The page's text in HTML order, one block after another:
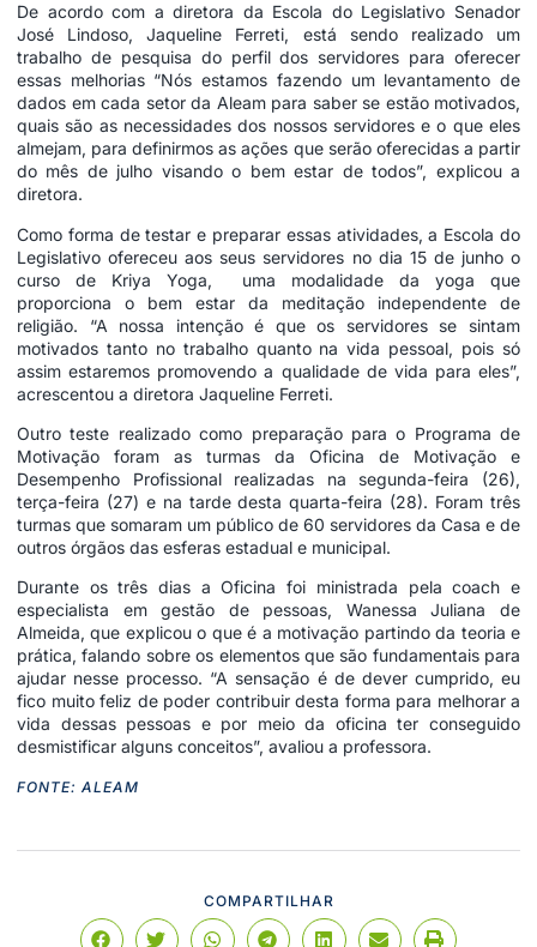
De acordo com a diretora da Escola do Legislativo Senador
José Lindoso, Jaqueline Ferreti, está sendo realizado um
trabalho de pesquisa do perfil dos servidores para oferecer
essas melhorias “Nós estamos fazendo um levantamento de
dados em cada setor da Aleam para saber se estão motivados,
quais são as necessidades dos nossos servidores e o que eles
almejam, para definirmos as ações que serão oferecidas a partir
do mês de julho visando o bem estar de todos”, explicou a
diretora.
Como forma de testar e preparar essas atividades, a Escola do
Legislativo ofereceu aos seus servidores no dia 15 de junho o
curso de Kriya Yoga, uma modalidade da yoga que
proporciona o bem estar da meditação independente de
religião. “A nossa intenção é que os servidores se sintam
motivados tanto no trabalho quanto na vida pessoal, pois só
assim estaremos promovendo a qualidade de vida para eles”,
acrescentou a diretora Jaqueline Ferreti.
Outro teste realizado como preparação para o Programa de
Motivação foram as turmas da Oficina de Motivação e
Desempenho Profissional realizadas na segunda-feira (26),
terça-feira (27) e na tarde desta quarta-feira (28). Foram três
turmas que somaram um público de 60 servidores da Casa e de
outros órgãos das esferas estadual e municipal.
Durante os três dias a Oficina foi ministrada pela coach e
especialista em gestão de pessoas, Wanessa Juliana de
Almeida, que explicou o que é a motivação partindo da teoria e
prática, falando sobre os elementos que são fundamentais para
ajudar nesse processo. “A sensação é de dever cumprido, eu
fico muito feliz de poder contribuir desta forma para melhorar a
vida dessas pessoas e por meio da oficina ter conseguido
desmistificar alguns conceitos”, avaliou a professora.
FONTE: ALEAM
COMPARTILHAR